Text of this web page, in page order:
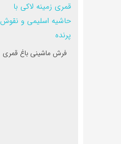
فرش ماشینی باغ قمری